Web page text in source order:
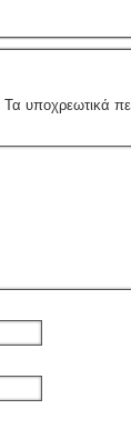
Τα υποχρεωτικά